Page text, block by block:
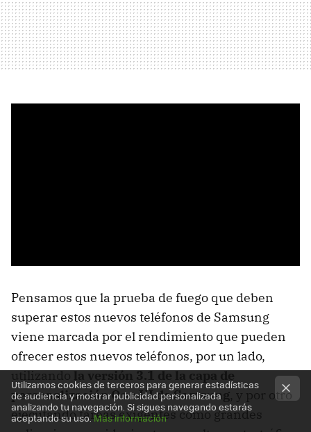
Pensamos que la prueba de fuego que deben
superar estos nuevos teléfonos de Samsung
viene marcada por el rendimiento que pueden
ofrecer estos nuevos teléfonos, por un lado,
utilizandola versión 3.1 de la capa de
personalización One UI de Samsung, y por otro
ejecutando tareas exigentes como grandes
Utilizamos cookies de terceros para generar estadísticas
de audiencia y mostrar publicidad personalizada
analizando tu navegación. Si sigues navegando estarás
aceptando su uso.Más información